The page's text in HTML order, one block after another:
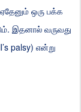
ஏதேனும் ஒரு பக்க
. இதனால் வருவது
palsy) என்று